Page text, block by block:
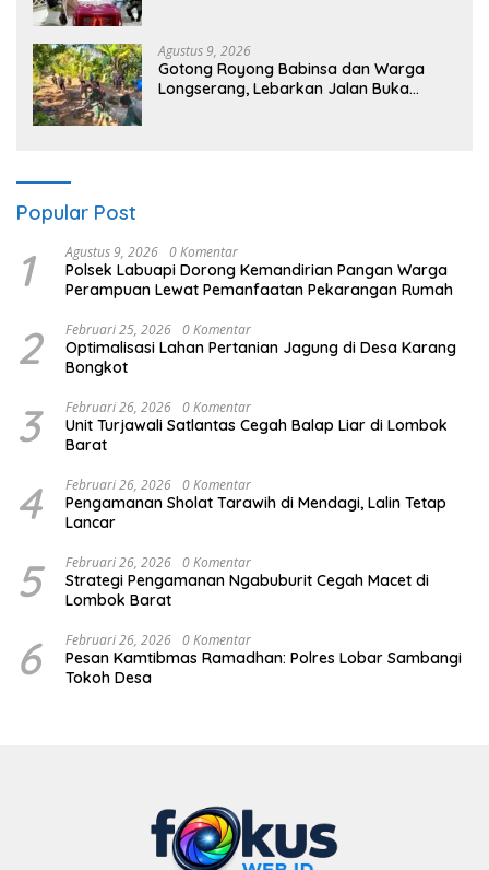
Agustus 9, 2026
Gotong Royong Babinsa dan Warga
Longserang, Lebarkan Jalan Buka
Popular Post
1 Agustus 9, 2026 0 Komentar
Polsek Labuapi Dorong Kemandirian Pangan Warga
Perampuan Lewat Pemanfaatan Pekarangan Rumah
2 Februari 25, 2026 0 Komentar
Optimalisasi Lahan Pertanian Jagung di Desa Karang
Bongkot
3 Februari 26, 2026 0 Komentar
Unit Turjawali Satlantas Cegah Balap Liar di Lombok
Barat
4 Februari 26, 2026 0 Komentar
Pengamanan Sholat Tarawih di Mendagi, Lalin Tetap
Lancar
5 Februari 26, 2026 0 Komentar
Strategi Pengamanan Ngabuburit Cegah Macet di
Lombok Barat
6 Februari 26, 2026 0 Komentar
Pesan Kamtibmas Ramadhan: Polres Lobar Sambangi
Tokoh Desa